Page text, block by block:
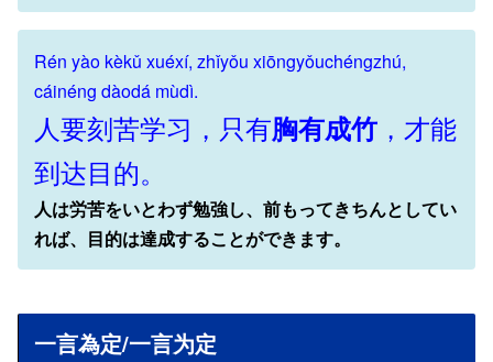
Rén yào kèkǔ xuéxí, zhǐyǒu xiōngyǒuchéngzhú,
cáinéng dàodá mùdì.
人要刻苦学习，只有胸有成竹 ，才能
到达目的。
人は労苦をいとわず勉強し、前もってきちんとしてい
れば、目的は達成することができます。
一言為定/一言为定